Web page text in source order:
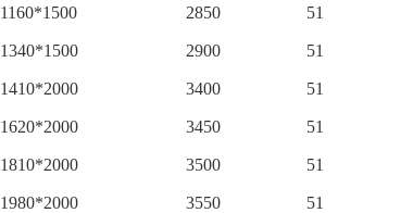
1160*1500 2850 51
1340*1500 2900 51
1410*2000 3400 51
1620*2000 3450 51
1810*2000 3500 51
1980*2000 3550 51